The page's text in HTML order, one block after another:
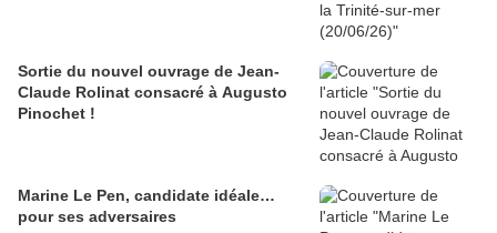
Sortie du nouvel ouvrage de Jean-
Claude Rolinat consacré à Augusto
Pinochet !
Marine Le Pen, candidate idéale…
pour ses adversaires